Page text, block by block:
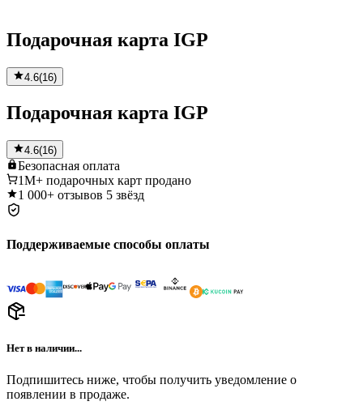
Подарочная карта IGP
4.6(16)
Подарочная карта IGP
4.6(16)
Безопасная оплата
1M+ подарочных карт продано
1 000+ отзывов 5 звёзд
Поддерживаемые способы оплаты
Нет в наличии...
Подпишитесь ниже, чтобы получить уведомление о
появлении в продаже.